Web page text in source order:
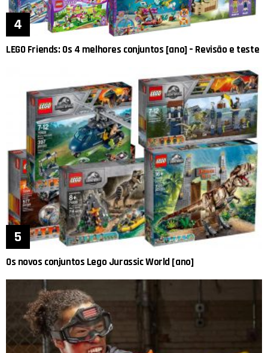
LEGO Friends: Os 4 melhores conjuntos [ano] – Revisão e teste
Os novos conjuntos Lego Jurassic World [ano]